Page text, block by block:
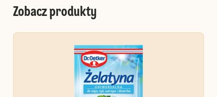
Zobacz produkty